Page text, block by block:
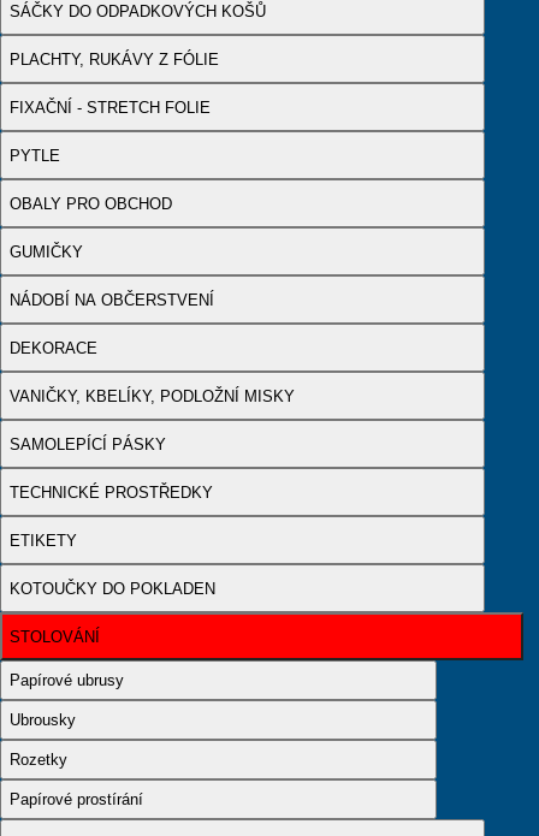
SÁČKY DO ODPADKOVÝCH KOŠŮ
PLACHTY, RUKÁVY Z FÓLIE
FIXAČNÍ - STRETCH FOLIE
PYTLE
OBALY PRO OBCHOD
GUMIČKY
NÁDOBÍ NA OBČERSTVENÍ
DEKORACE
VANIČKY, KBELÍKY, PODLOŽNÍ MISKY
SAMOLEPÍCÍ PÁSKY
TECHNICKÉ PROSTŘEDKY
ETIKETY
KOTOUČKY DO POKLADEN
STOLOVÁNÍ
Papírové ubrusy
Ubrousky
Rozetky
Papírové prostírání